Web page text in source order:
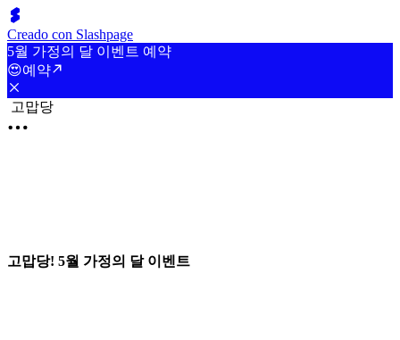
Creado con Slashpage
5월 가정의 달 이벤트 예약
😍예약
고맙당
고맙당! 5월 가정의 달 이벤트